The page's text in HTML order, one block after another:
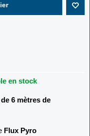
en stock
6 mètres de
Flux Pyro